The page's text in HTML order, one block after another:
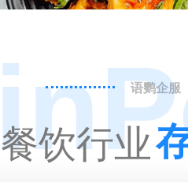
语鹦企服
餐饮行业